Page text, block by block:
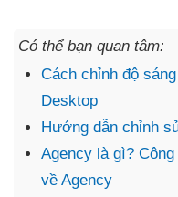
Có thể bạn quan tâm:
Cách chỉnh độ
Desktop
Hướng dẫn chỉnh
Agency là gì?
về Agency